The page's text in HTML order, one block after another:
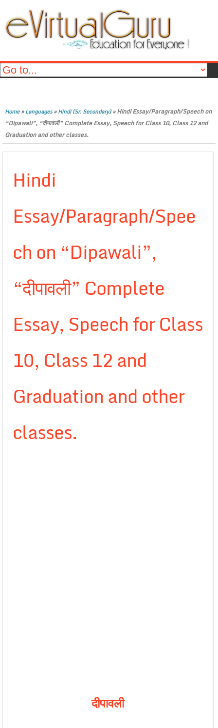
Home»Languages»Hindi (Sr. Secondary)»Hindi Essay/Paragraph/Speech on
“Dipawali”, “दीपावली” Complete Essay, Speech for Class 10, Class 12 and
Graduation and other classes.
Hindi
Essay/Paragraph/Spee
ch on “Dipawali”,
“दीपावली” Complete
Essay, Speech for Class
10, Class 12 and
Graduation and other
classes.
दीपावली